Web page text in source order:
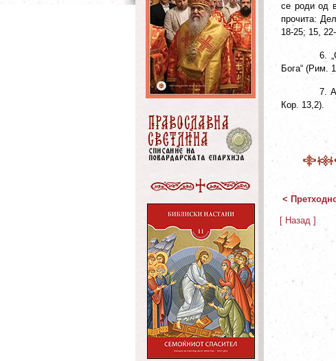
се роди од
прочита:
18-25; 15,
6.
Бога“ (Рим.
7.
Кор. 13,2).
<
[ Назад ]